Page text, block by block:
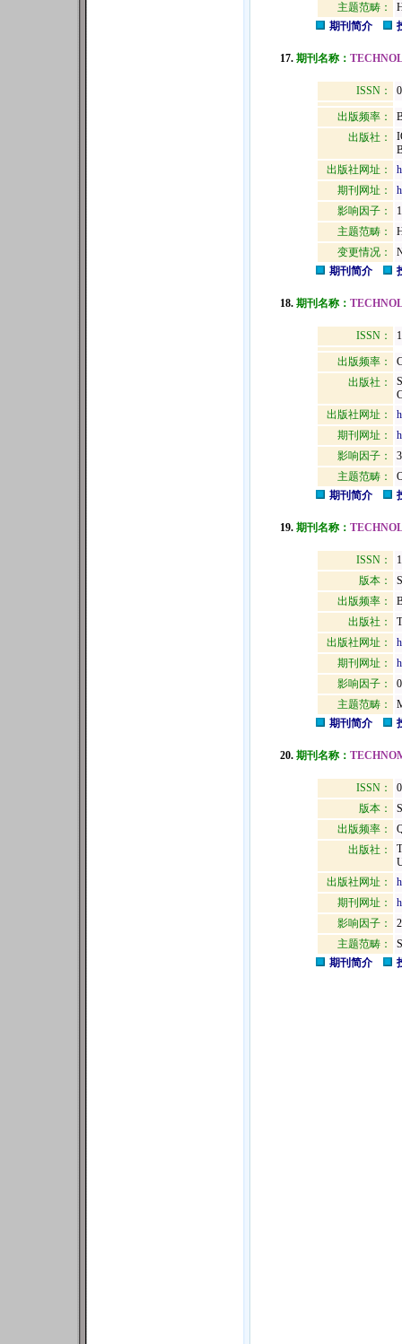
主题范畴：
期刊简介
17. 期刊名称：
ISSN：
出版频率：
出版社：
出版社网址：
期刊网址：
影响因子：
主题范畴：
变更情况：
期刊简介
18. 期刊名称：
ISSN：
出版频率：
出版社：
出版社网址：
期刊网址：
影响因子：
主题范畴：
期刊简介
19. 期刊名称：
ISSN：
版本：
出版频率：
出版社：
出版社网址：
期刊网址：
影响因子：
主题范畴：
期刊简介
20. 期刊名称：
ISSN：
版本：
出版频率：
出版社：
出版社网址：
期刊网址：
影响因子：
主题范畴：
期刊简介